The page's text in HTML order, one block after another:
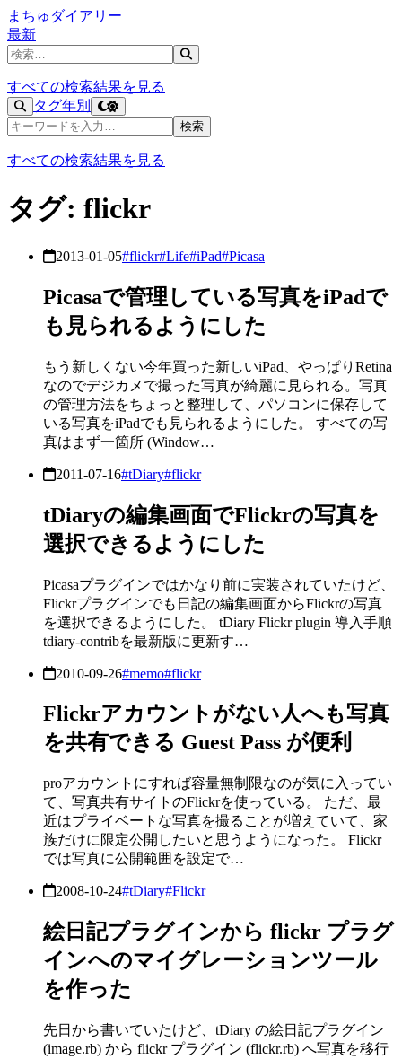
まちゅダイアリー
最新
記事を検索
すべての検索結果を見る
タグ年別
記事を検索
検索
すべての検索結果を見る
タグ: flickr
2013-01-05#flickr#Life#iPad#Picasa
Picasaで管理している写真をiPadで
も見られるようにした
もう新しくない今年買った新しいiPad、やっぱりRetina
なのでデジカメで撮った写真が綺麗に見られる。写真
の管理方法をちょっと整理して、パソコンに保存して
いる写真をiPadでも見られるようにした。 すべての写
真はまず一箇所 (Window…
2011-07-16#tDiary#flickr
tDiaryの編集画面でFlickrの写真を
選択できるようにした
Picasaプラグインではかなり前に実装されていたけど、
Flickrプラグインでも日記の編集画面からFlickrの写真
を選択できるようにした。 tDiary Flickr plugin 導入手順
tdiary-contribを最新版に更新す…
2010-09-26#memo#flickr
Flickrアカウントがない人へも写真
を共有できる Guest Pass が便利
proアカウントにすれば容量無制限なのが気に入ってい
て、写真共有サイトのFlickrを使っている。 ただ、最
近はプライベートな写真を撮ることが増えていて、家
族だけに限定公開したいと思うようになった。 Flickr
では写真に公開範囲を設定で…
2008-10-24#tDiary#Flickr
絵日記プラグインから flickr プラグ
インへのマイグレーションツール
を作った
先日から書いていたけど、tDiary の絵日記プラグイン
(image.rb) から flickr プラグイン (flickr.rb) へ写真を移行